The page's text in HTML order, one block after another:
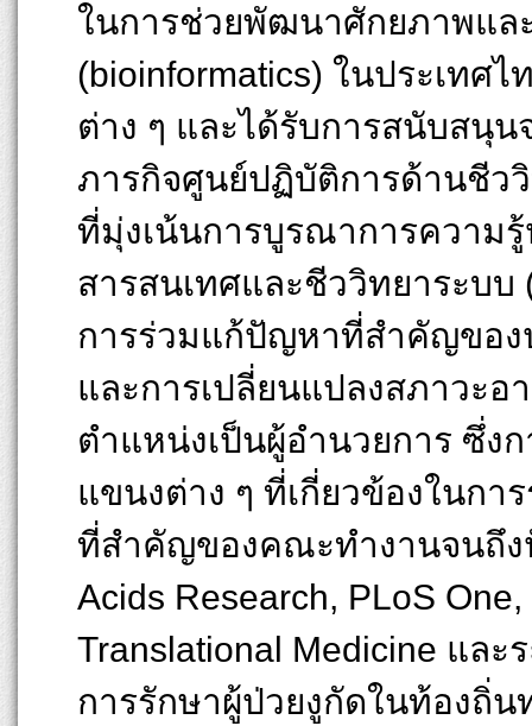
ในการช่วยพัฒนาศักยภาพแล
(bioinformatics) ในประเทศ
ต่าง ๆ และได้รับการสนับสนุ
ภารกิจศูนย์ปฏิบัติการด้านชีว
ที่มุ่งเน้นการบูรณาการความ
สารสนเทศและชีววิทยาระบบ
การร่วมแก้ปัญหาที่สำคัญของ
และการเปลี่ยนแปลงสภาวะอ
ตำแหน่งเป็นผู้อำนวยการ ซึ่ง
แขนงต่าง ๆ ที่เกี่ยวข้องในก
ที่สำคัญของคณะทำงานจนถึง
Acids Research, PLoS
Translational Medicine และ
การรักษาผู้ป่วยงูกัดในท้องถิ่